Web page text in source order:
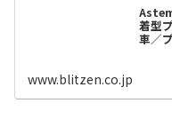
着型
車／
www.blitzen.co.jp